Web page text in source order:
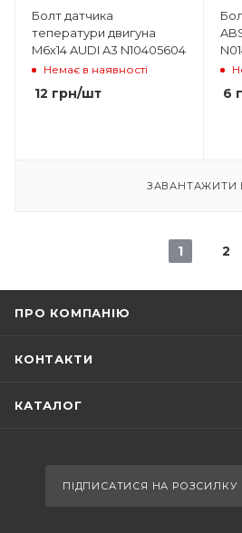
Болт датчика
теператури двигуна
M6x14 AUDI A3 N10405604
Немає в наявності
12 грн/шт 6
ЗАВАНТАЖИТИ
1 2
ПРО КОМПАНІЮ
КОНТАКТИ
КАТАЛОГ
ПІДПИСАТИСЯ НА РОЗСИЛКУ